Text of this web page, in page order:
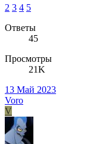
2 3 4 5
Ответы
45
Просмотры
21K
13 Май 2023
Voro
V